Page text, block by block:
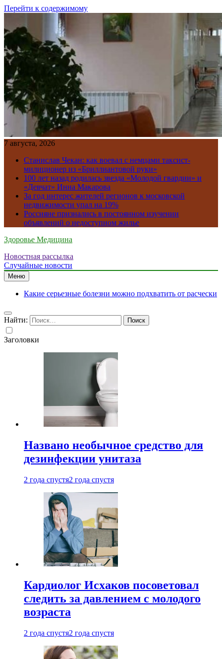
Перейти к содержимому
7 августа, 2026
Станислав Чекан: как воевал с немцами таксист-
милиционер из «Бриллиантовой руки»
100 лет назад родилась звезда «Молодой гвардии» и
«Девчат» Инна Макарова
За год интерес жителей регионов к московской
недвижимости упал на 19%
Россияне признались в постоянном изучении
объявлений о недоступном жилье
Здоровье Медицина
Новостная рассылка
Случайные новости
Меню
Какие серьезные болезни можно подхватить от расчески
Найти:
Заголовки
Названо необычное средство для
дезинфекции унитаза
2 года спустя2 года спустя
Кардиолог Исхаков посоветовал
следить за давлением с молодого
возраста
2 года спустя2 года спустя